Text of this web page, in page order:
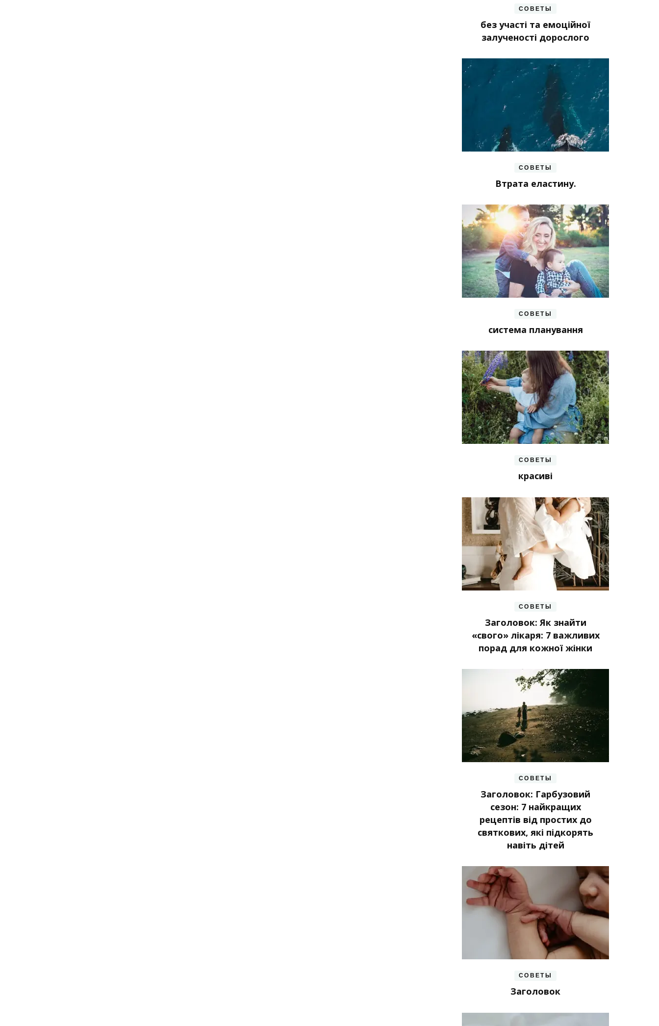
СОВЕТЫ
без участі та емоційної
залученості дорослого
СОВЕТЫ
Втрата еластину.
СОВЕТЫ
система планування
СОВЕТЫ
красиві
СОВЕТЫ
Заголовок: Як знайти
«свого» лікаря: 7 важливих
порад для кожної жінки
СОВЕТЫ
Заголовок: Гарбузовий
сезон: 7 найкращих
рецептів від простих до
святкових, які підкорять
навіть дітей
СОВЕТЫ
Заголовок